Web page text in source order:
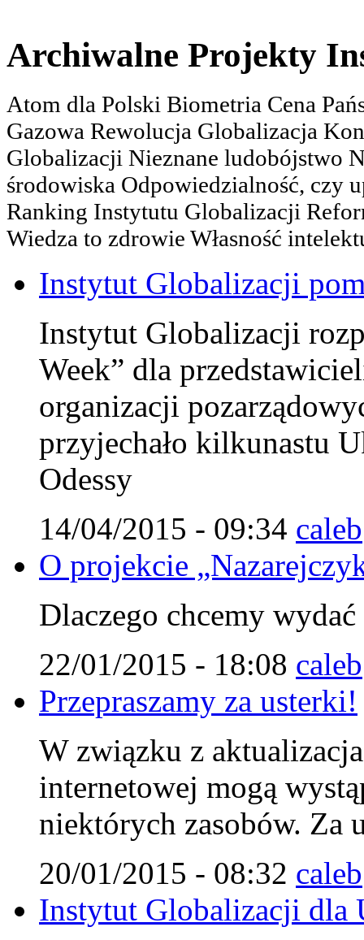
Archiwalne Projekty
Atom dla Polski Biometria Cena
Gazowa Rewolucja Globalizacja
Globalizacji Nieznane ludobójstwo
środowiska Odpowiedzialność, czy
Ranking Instytutu Globalizacji
Wiedza to zdrowie Własność
Instytut Globalizacji
Instytut Globalizacji
Week” dla
organizacji
przyjechało kilkunastu
Odessy
14/04/2015 - 09:34 caleb
O projekcie
Dlaczego chcemy wydać
22/01/2015 - 18:08 caleb
Przepraszamy za usterki!
W związku z
internetowej mogą
niektórych zasobów. Za
20/01/2015 - 08:32 caleb
Instytut Globalizacji dla